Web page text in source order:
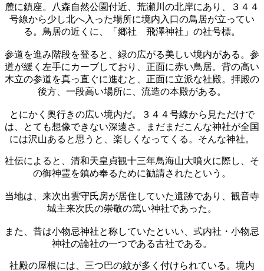
麓に鎮座。八森自然公園付近、荒瀬川の北岸にあり、３４４
号線から少し北へ入った場所に境内入口の鳥居が立ってい
る。鳥居の近くに、「郷社 飛澤神社」の社号標。
参道を進み階段を登ると、緑の広がる美しい境内がある。参
道が緩く左手にカーブしており、正面に赤い鳥居。背の高い
木立の参道を真っ直ぐに進むと、正面に立派な社殿。拝殿の
後方、一段高い場所に、流造の本殿がある。
とにかく奥行きの広い境内だ。３４４号線から見ただけで
は、とても想像できない深遠さ。まだまだこんな神社が全国
には沢山あると思うと、楽しくなってくる。そんな神社。
社伝によると、清和天皇貞観十三年鳥海山大噴火に際し、そ
の御神霊を鎮め奉るために勧請されたという。
当地は、来次出雲守氏房が居住していた遺跡であり、観音寺
城主来次氏の崇敬の篤い神社であった。
また、昔は小物忌神社と称していたといい、式内社・小物忌
神社の論社の一つである古社である。
社殿の屋根には、三つ巴の紋が多く付けられている。境内